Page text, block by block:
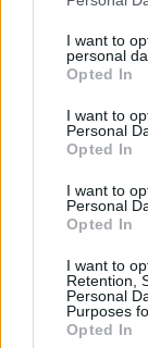
I want to
personal
Opted In
I want to
Personal
Opted In
I want to
Personal
Opted In
I want to
Retention,
Personal
Purposes
Opted In
Kto zepsuł
Parabanki
Czy ojciec